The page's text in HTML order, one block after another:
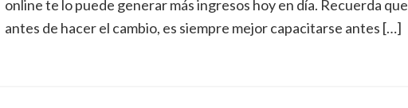
online te lo puede generar más ingresos hoy en día. Recuerda que
antes de hacer el cambio, es siempre mejor capacitarse antes […]